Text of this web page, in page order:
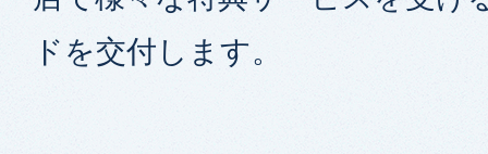
ドを交付します。